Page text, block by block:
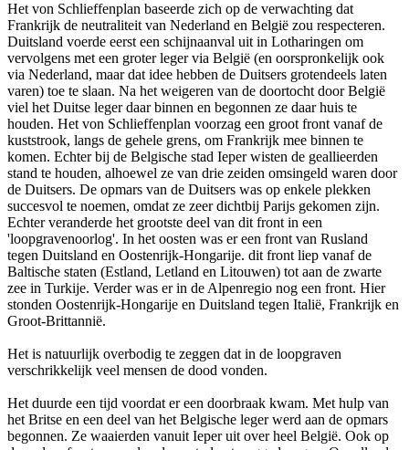
Het von Schlieffenplan baseerde zich op de verwachting dat
Frankrijk de neutraliteit van Nederland en België zou respecteren.
Duitsland voerde eerst een schijnaanval uit in Lotharingen om
vervolgens met een groter leger via België (en oorspronkelijk ook
via Nederland, maar dat idee hebben de Duitsers grotendeels laten
varen) toe te slaan. Na het weigeren van de doortocht door België
viel het Duitse leger daar binnen en begonnen ze daar huis te
houden. Het von Schlieffenplan voorzag een groot front vanaf de
kuststrook, langs de gehele grens, om Frankrijk mee binnen te
komen. Echter bij de Belgische stad Ieper wisten de geallieerden
stand te houden, alhoewel ze van drie zeiden omsingeld waren door
de Duitsers. De opmars van de Duitsers was op enkele plekken
succesvol te noemen, omdat ze zeer dichtbij Parijs gekomen zijn.
Echter veranderde het grootste deel van dit front in een
'loopgravenoorlog'. In het oosten was er een front van Rusland
tegen Duitsland en Oostenrijk-Hongarije. dit front liep vanaf de
Baltische staten (Estland, Letland en Litouwen) tot aan de zwarte
zee in Turkije. Verder was er in de Alpenregio nog een front. Hier
stonden Oostenrijk-Hongarije en Duitsland tegen Italië, Frankrijk en
Groot-Brittannië.
Het is natuurlijk overbodig te zeggen dat in de loopgraven
verschrikkelijk veel mensen de dood vonden.
Het duurde een tijd voordat er een doorbraak kwam. Met hulp van
het Britse en een deel van het Belgische leger werd aan de opmars
begonnen. Ze waaierden vanuit Ieper uit over heel België. Ook op